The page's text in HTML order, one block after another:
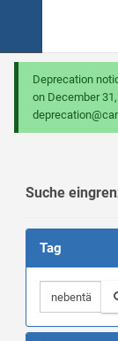
Deprecation
on December
Suche
Tag